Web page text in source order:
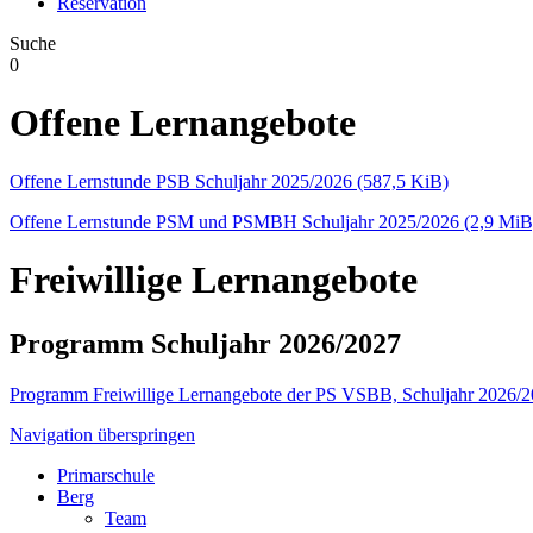
Suche
0
Offene Lernangebote
Offene Lernstunde PSB Schuljahr 2025/2026 (587,5 KiB)
Offene Lernstunde PSM und PSMBH Schuljahr 2025/2026 (2,9
Freiwillige Lernangebote
Programm Schuljahr 2026/2027
Programm Freiwillige Lernangebote der PS VSBB, Schuljahr 2026/
Navigation überspringen
Primarschule
Berg
Team